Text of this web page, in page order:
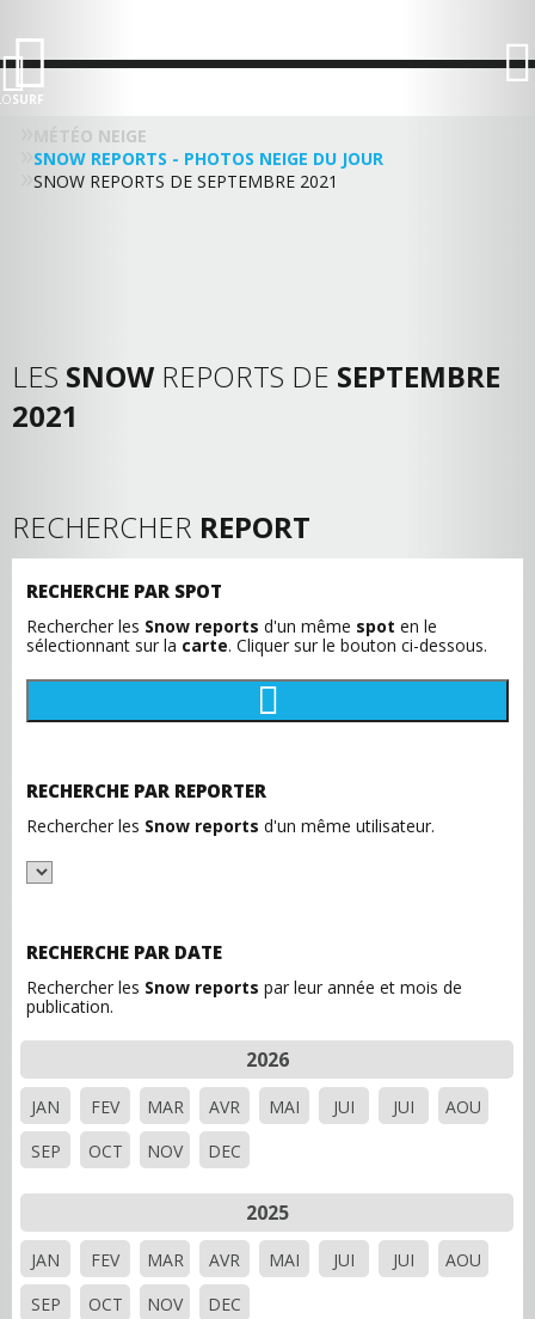
SURF
MÉTÉO NEIGE
SNOW REPORTS - PHOTOS NEIGE DU JOUR
SNOW REPORTS DE SEPTEMBRE 2021
LES SNOW REPORTS DE SEPTEMBRE
2021
RECHERCHER REPORT
RECHERCHE PAR SPOT
Rechercher les Snow reports d'un même spot en le
sélectionnant sur la carte. Cliquer sur le bouton ci-dessous.
RECHERCHE PAR REPORTER
Rechercher les Snow reports d'un même utilisateur.
RECHERCHE PAR DATE
Rechercher les Snow reports par leur année et mois de
publication.
2026
JAN FEV MAR AVR MAI JUI JUI
AOU
SEP
OCT NOV DEC
2025
JAN FEV MAR AVR MAI JUI JUI
AOU
SEP
OCT NOV DEC